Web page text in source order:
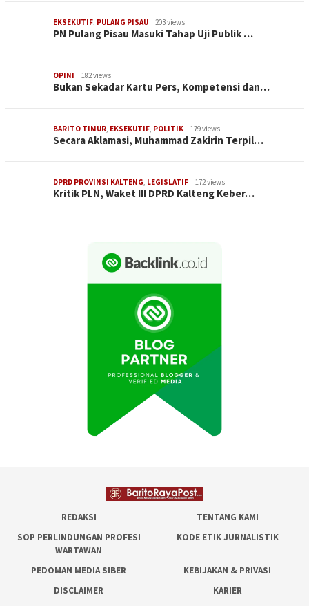
EKSEKUTIF, PULANG PISAU 203 views
PN Pulang Pisau Masuki Tahap Uji Publik …
OPINI 182 views
Bukan Sekadar Kartu Pers, Kompetensi dan…
BARITO TIMUR, EKSEKUTIF, POLITIK 179 views
Secara Aklamasi, Muhammad Zakirin Terpil…
DPRD PROVINSI KALTENG, LEGISLATIF 172 views
Kritik PLN, Waket III DPRD Kalteng Keber…
REDAKSI
TENTANG KAMI
SOP PERLINDUNGAN PROFESI
WARTAWAN
KODE ETIK JURNALISTIK
PEDOMAN MEDIA SIBER
KEBIJAKAN & PRIVASI
DISCLAIMER
KARIER